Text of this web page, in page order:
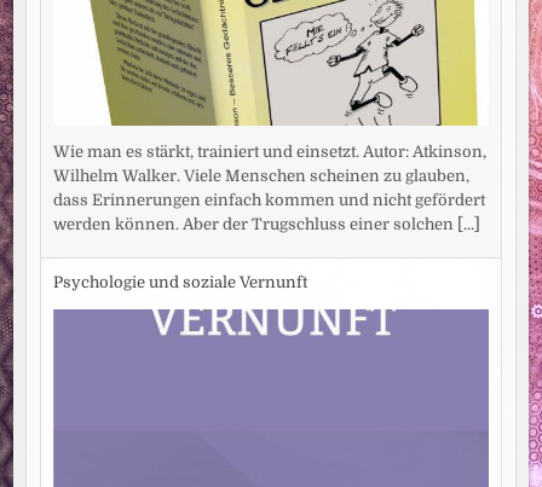
Wie man es stärkt, trainiert und einsetzt. Autor: Atkinson,
Wilhelm Walker. Viele Menschen scheinen zu glauben,
dass Erinnerungen einfach kommen und nicht gefördert
werden können. Aber der Trugschluss einer solchen [...]
Psychologie und soziale Vernunft